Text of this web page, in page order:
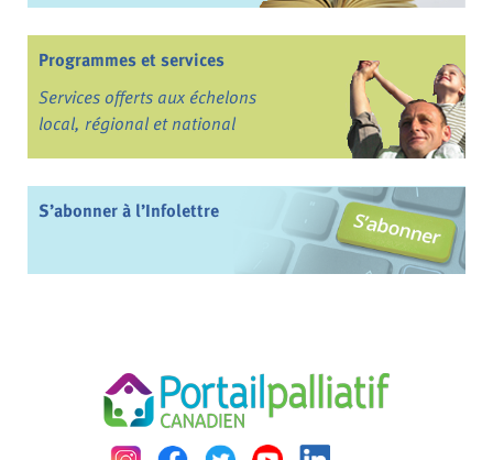
Programmes et services
Services offerts aux échelons
local, régional et national
S’abonner à l’Infolettre